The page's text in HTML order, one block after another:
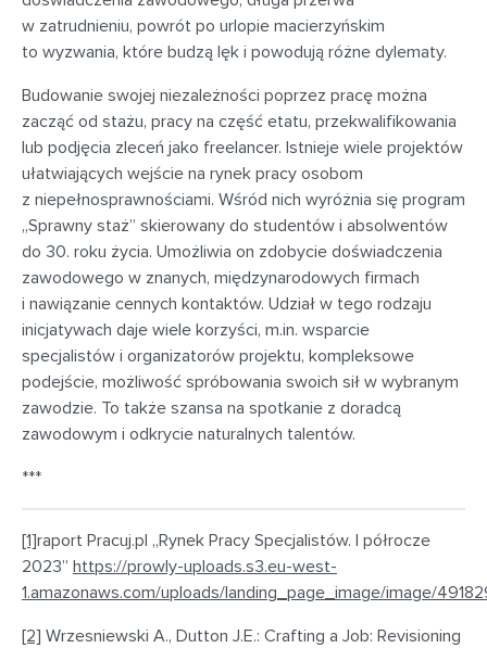
w zatrudnieniu, powrót po urlopie macierzyńskim
to wyzwania, które budzą lęk i powodują różne dylematy.
Budowanie swojej niezależności poprzez pracę można
zacząć od stażu, pracy na część etatu, przekwalifikowania
lub podjęcia zleceń jako freelancer. Istnieje wiele projektów
ułatwiających wejście na rynek pracy osobom
z niepełnosprawnościami. Wśród nich wyróżnia się program
„Sprawny staż” skierowany do studentów i absolwentów
do 30. roku życia. Umożliwia on zdobycie doświadczenia
zawodowego w znanych, międzynarodowych firmach
i nawiązanie cennych kontaktów. Udział w tego rodzaju
inicjatywach daje wiele korzyści, m.in. wsparcie
specjalistów i organizatorów projektu, kompleksowe
podejście, możliwość spróbowania swoich sił w wybranym
zawodzie. To także szansa na spotkanie z doradcą
zawodowym i odkrycie naturalnych talentów.
***
[1]raport Pracuj.pl „Rynek Pracy Specjalistów. I półrocze
2023” https://prowly-uploads.s3.eu-west-
1.amazonaws.com/uploads/landing_page_image/image/
[2] Wrzesniewski A., Dutton J.E.: Crafting a Job: Revisioning